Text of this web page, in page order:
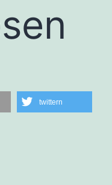
twittern